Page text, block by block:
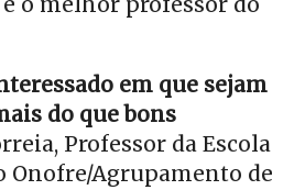
em que sejam
do que bons
Professor da Escola
Onofre/Agrupamento de